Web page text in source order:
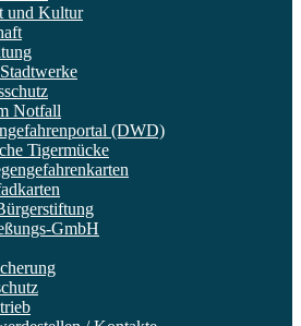
und Kultur
Notfall
(DWD)
Tigermücke
GmbH